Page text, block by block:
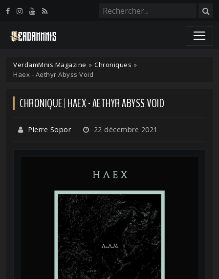
VerdamMnis Magazine » Chroniques »
Haex - Aethyr Abyss Void
CHRONIQUE | HAEX - AETHYR ABYSS VOID
Pierre Sopor 22 décembre 2021
Panneau de gestion des cookies